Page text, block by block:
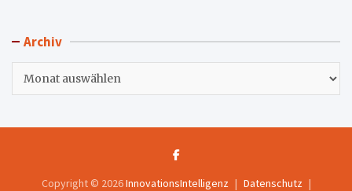
Archiv
Copyright © 2026InnovationsIntelligenz
Datenschutz